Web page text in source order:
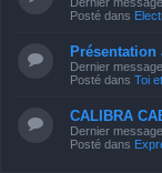
Posté dans
Présentation
Dernier
Posté dans Toi
CALIBRA
Dernier
Posté dans